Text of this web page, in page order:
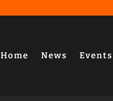
Home News Events